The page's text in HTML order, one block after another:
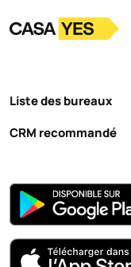
LogoAller à la page
Liste des bureaux
CRM recommandé